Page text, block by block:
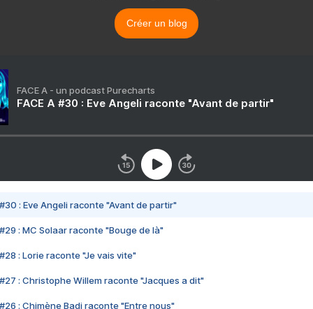
Créer un blog
FACE A - un podcast Purecharts
FACE A #30 : Eve Angeli raconte "Avant de partir"
#30 : Eve Angeli raconte "Avant de partir"
#29 : MC Solaar raconte "Bouge de là"
#28 : Lorie raconte "Je vais vite"
#27 : Christophe Willem raconte "Jacques a dit"
#26 : Chimène Badi raconte "Entre nous"